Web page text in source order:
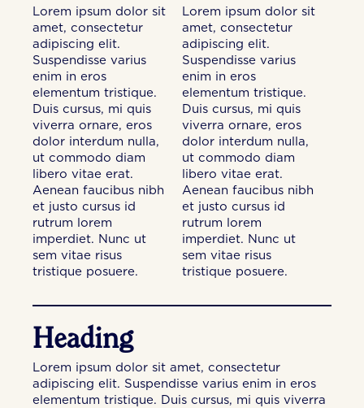
Lorem ipsum dolor sit
amet, consectetur
adipiscing elit.
Suspendisse varius
enim in eros
elementum tristique.
Duis cursus, mi quis
viverra ornare, eros
dolor interdum nulla,
ut commodo diam
libero vitae erat.
Aenean faucibus nibh
et justo cursus id
rutrum lorem
imperdiet. Nunc ut
sem vitae risus
tristique posuere.
Lorem ipsum dolor sit
amet, consectetur
adipiscing elit.
Suspendisse varius
enim in eros
elementum tristique.
Duis cursus, mi quis
viverra ornare, eros
dolor interdum nulla,
ut commodo diam
libero vitae erat.
Aenean faucibus nibh
et justo cursus id
rutrum lorem
imperdiet. Nunc ut
sem vitae risus
tristique posuere.
Heading
Lorem ipsum dolor sit amet, consectetur
adipiscing elit. Suspendisse varius enim in eros
elementum tristique. Duis cursus, mi quis viverra